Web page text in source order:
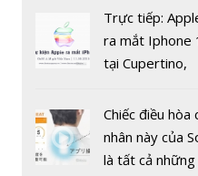
trải nghiệm
ảnh trên
smartphone
tranh cãi về
gốc
Trực tiếp:
ra mắt Iphone
tại Cupertino,
Chiếc điều hòa
nhân này của
là tất cả